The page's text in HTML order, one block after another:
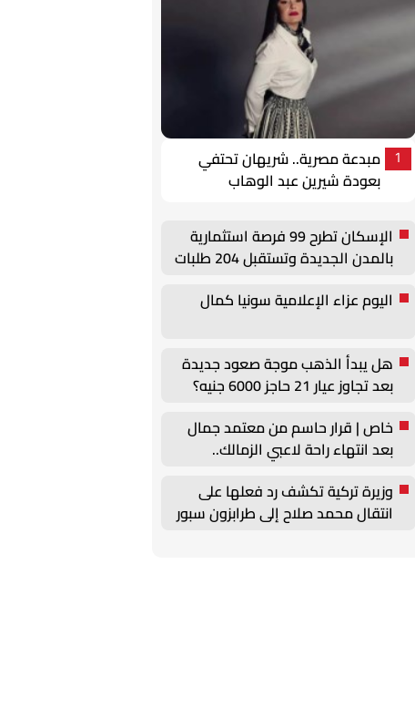
1
مبدعة مصرية.. شريهان تحتفي
بعودة شيرين عبد الوهاب
الإسكان تطرح 99 فرصة استثمارية
بالمدن الجديدة وتستقبل 204 طلبات
اليوم عزاء الإعلامية سونيا كمال
هل يبدأ الذهب موجة صعود جديدة
بعد تجاوز عيار 21 حاجز 6000 جنيه؟
خاص | قرار حاسم من معتمد جمال
بعد انتهاء راحة لاعبي الزمالك..
وزيرة تركية تكشف رد فعلها على
انتقال محمد صلاح إلى طرابزون سبور